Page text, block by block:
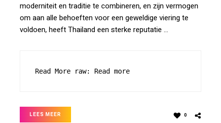
moderniteit en traditie te combineren, en zijn vermogen
om aan alle behoeften voor een geweldige viering te
voldoen, heeft Thailand een sterke reputatie …
Read More raw: Read more
LEES MEER 0